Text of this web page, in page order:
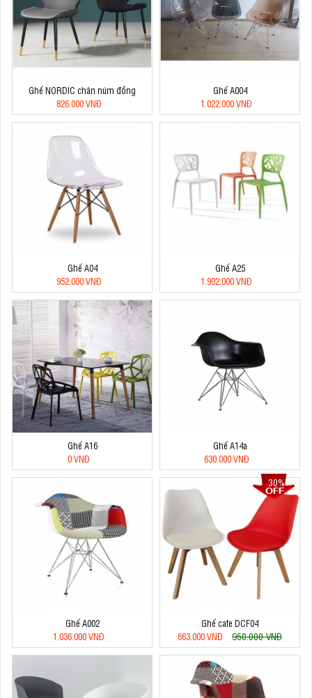
Ghế NORDIC chân núm đồng
826.000 VNĐ
Ghế A004
1.022.000 VNĐ
Ghế A04
952.000 VNĐ
Ghế A25
1.902.000 VNĐ
Ghế A16
0 VNĐ
Ghế A14a
630.000 VNĐ
Ghế A002
1.036.000 VNĐ
30%
Ghế cafe DCF04
663.000 VNĐ
950.000 VNĐ